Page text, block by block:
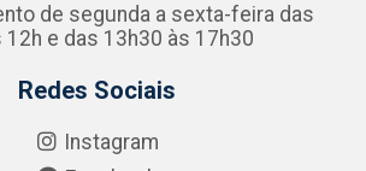
de segunda a sexta-feira das
12h e das 13h30 às 17h30
Redes Sociais
Instagram